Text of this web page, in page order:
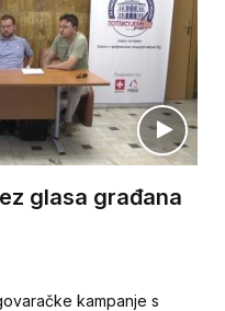
glasa građana
kampanje s